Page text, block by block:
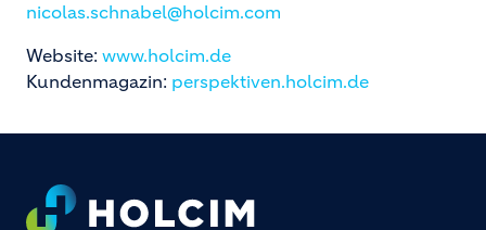
nicolas.schnabel@holcim.com
Website: www.holcim.de
Kundenmagazin: perspektiven.holcim.de
Footer